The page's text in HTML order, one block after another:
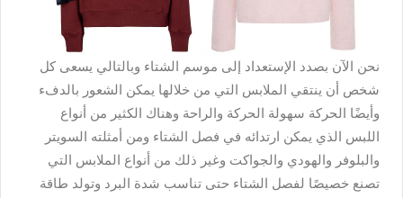
نحن الآن بصدد الإستعداد إلى موسم الشتاء وبالتالي يسعى كل
شخص أن ينتقي الملابس التي من خلالها يمكن الشعور بالدفء
وأيضًا الحركة سهولة الحركة والراحة وهناك الكثير من أنواع
اللبس الذي يمكن ارتدائه في فصل الشتاء ومن أمثلته السويتر
والبلوفر والهودي والجواكت وغير ذلك من أنواع الملابس التي
تصنع خصيصًا لفصل الشتاء حتى تناسب شدة البرد وتولد طاقة